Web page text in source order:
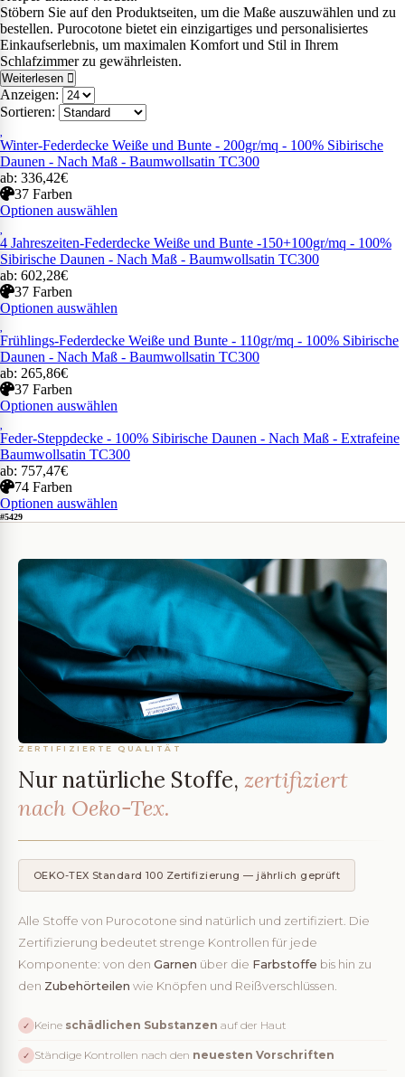
Stöbern Sie auf den Produktseiten, um die Maße auszuwählen und zu
bestellen. Purocotone bietet ein einzigartiges und personalisiertes
Einkaufserlebnis, um maximalen Komfort und Stil in Ihrem
Schlafzimmer zu gewährleisten.
Weiterlesen
Anzeigen:
Sortieren:
Winter-Federdecke Weiße und Bunte - 200gr/mq - 100% Sibirische
Daunen - Nach Maß - Baumwollsatin TC300
ab: 336,42€
37 Farben
Optionen auswählen
4 Jahreszeiten-Federdecke Weiße und Bunte -150+100gr/mq - 100%
Sibirische Daunen - Nach Maß - Baumwollsatin TC300
ab: 602,28€
37 Farben
Optionen auswählen
Frühlings-Federdecke Weiße und Bunte - 110gr/mq - 100% Sibirische
Daunen - Nach Maß - Baumwollsatin TC300
ab: 265,86€
37 Farben
Optionen auswählen
Feder-Steppdecke - 100% Sibirische Daunen - Nach Maß - Extrafeine
Baumwollsatin TC300
ab: 757,47€
74 Farben
Optionen auswählen
#5429
ZERTIFIZIERTE QUALITÄT
Nur natürliche Stoffe, zertifiziert
nach Oeko-Tex.
OEKO-TEX Standard 100 Zertifizierung — jährlich geprüft
Alle Stoffe von Purocotone sind natürlich und zertifiziert. Die
Zertifizierung bedeutet strenge Kontrollen für jede
Komponente: von den Garnen über die Farbstoffe bis hin zu
den Zubehörteilen wie Knöpfen und Reißverschlüssen.
✓ Keine schädlichen Substanzen auf der Haut
✓ Ständige Kontrollen nach den neuesten Vorschriften